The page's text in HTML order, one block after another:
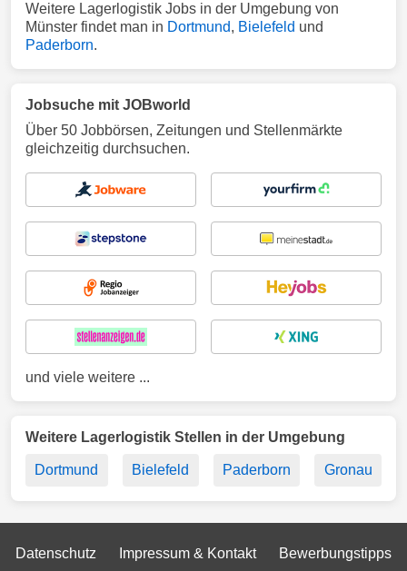
Weitere Lagerlogistik Jobs in der Umgebung von
Münster findet man in Dortmund, Bielefeld und
Paderborn.
Jobsuche mit JOBworld
Über 50 Jobbörsen, Zeitungen und Stellenmärkte
gleichzeitig durchsuchen.
und viele weitere ...
Weitere Lagerlogistik Stellen in der Umgebung
Dortmund Bielefeld Paderborn Gronau
Datenschutz Impressum & Kontakt Bewerbungstipps